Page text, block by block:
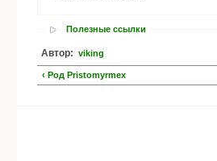
Полезные ссылки
Автор: viking
‹ Род Pristomyrmex